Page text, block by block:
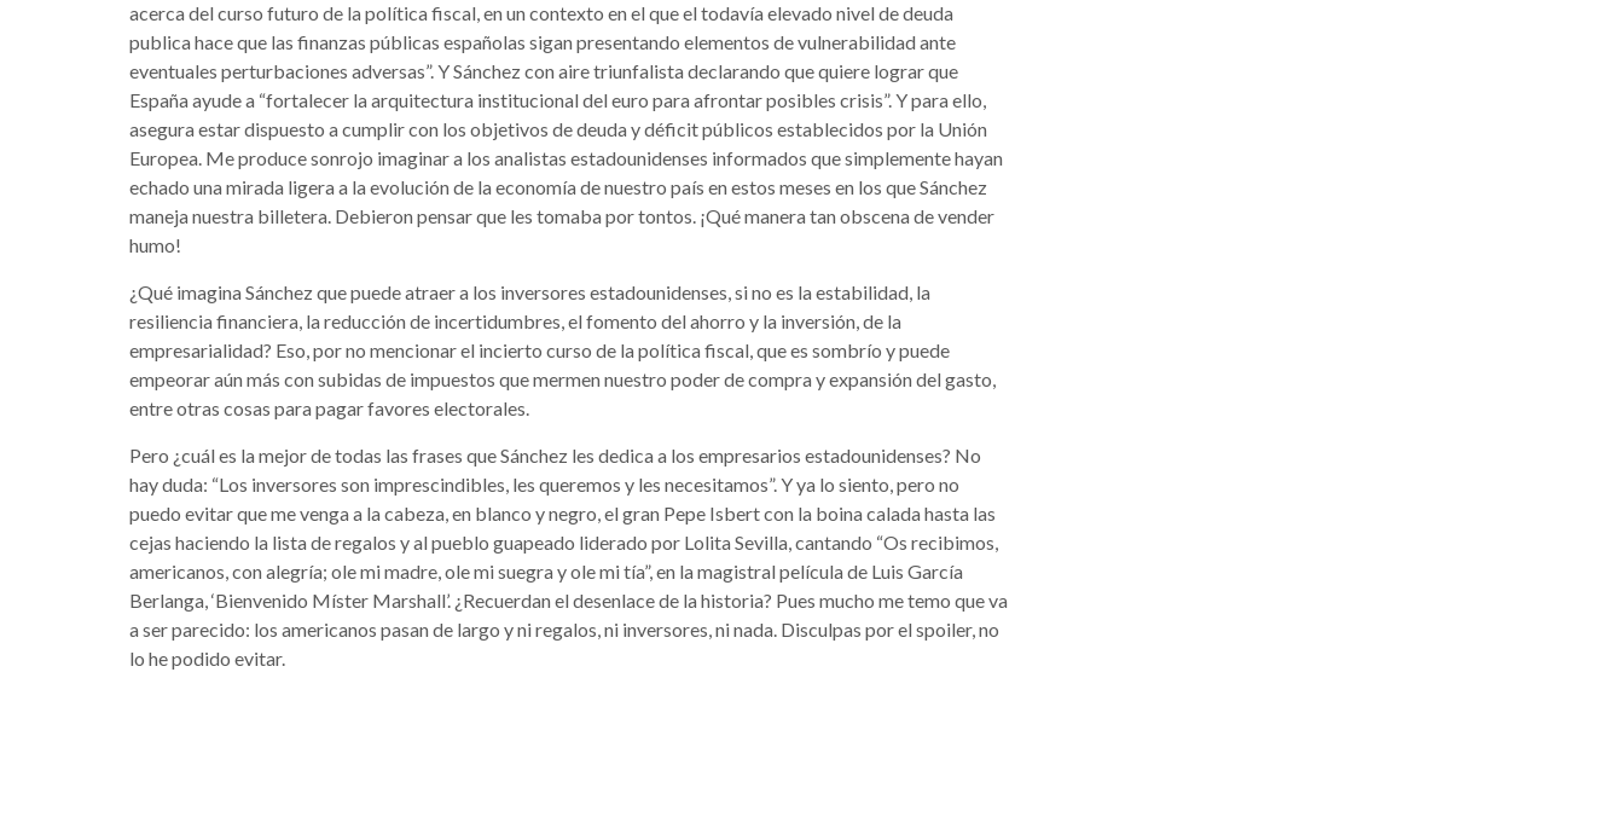
acerca del curso futuro de la política fiscal, en un contexto en el que el todavía elevado nivel de deuda
publica hace que las finanzas públicas españolas sigan presentando elementos de vulnerabilidad ante
eventuales perturbaciones adversas”. Y Sánchez con aire triunfalista declarando que quiere lograr que
España ayude a “fortalecer la arquitectura institucional del euro para afrontar posibles crisis”. Y para ello,
asegura estar dispuesto a cumplir con los objetivos de deuda y déficit públicos establecidos por la Unión
Europea. Me produce sonrojo imaginar a los analistas estadounidenses informados que simplemente hayan
echado una mirada ligera a la evolución de la economía de nuestro país en estos meses en los que Sánchez
maneja nuestra billetera. Debieron pensar que les tomaba por tontos. ¡Qué manera tan obscena de vender
humo!
¿Qué imagina Sánchez que puede atraer a los inversores estadounidenses, si no es la estabilidad, la
resiliencia financiera, la reducción de incertidumbres, el fomento del ahorro y la inversión, de la
empresarialidad? Eso, por no mencionar el incierto curso de la política fiscal, que es sombrío y puede
empeorar aún más con subidas de impuestos que mermen nuestro poder de compra y expansión del gasto,
entre otras cosas para pagar favores electorales.
Pero ¿cuál es la mejor de todas las frases que Sánchez les dedica a los empresarios estadounidenses? No
hay duda: “Los inversores son imprescindibles, les queremos y les necesitamos”. Y ya lo siento, pero no
puedo evitar que me venga a la cabeza, en blanco y negro, el gran Pepe Isbert con la boina calada hasta las
cejas haciendo la lista de regalos y al pueblo guapeado liderado por Lolita Sevilla, cantando “Os recibimos,
americanos, con alegría; ole mi madre, ole mi suegra y ole mi tía”, en la magistral película de Luis García
Berlanga, ‘Bienvenido Míster Marshall’. ¿Recuerdan el desenlace de la historia? Pues mucho me temo que va
a ser parecido: los americanos pasan de largo y ni regalos, ni inversores, ni nada. Disculpas por el spoiler, no
lo he podido evitar.